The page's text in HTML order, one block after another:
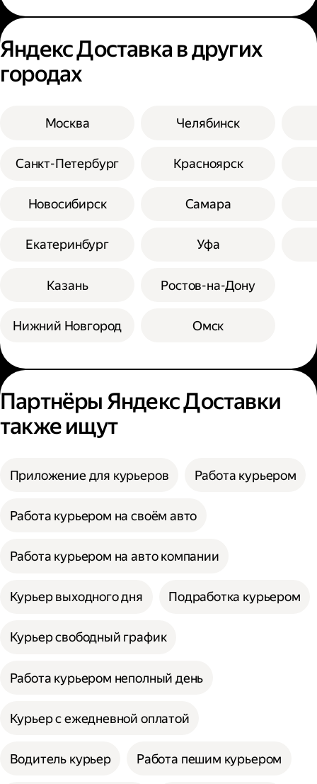
Яндекс Доставка в других
городах
Москва
Санкт-Петербург
Новосибирск
Екатеринбург
Казань
Нижний Новгород
Челябинск
Красноярск
Самара
Уфа
Ростов-на-Дону
Омск
Партнёры Яндекс Доставки
также ищут
Приложение для курьеров Работа курьером
Работа курьером на своём авто
Работа курьером на авто компании
Курьер выходного дня Подработка курьером
Курьер свободный график
Работа курьером неполный день
Курьер с ежедневной оплатой
Водитель курьер Работа пешим курьером